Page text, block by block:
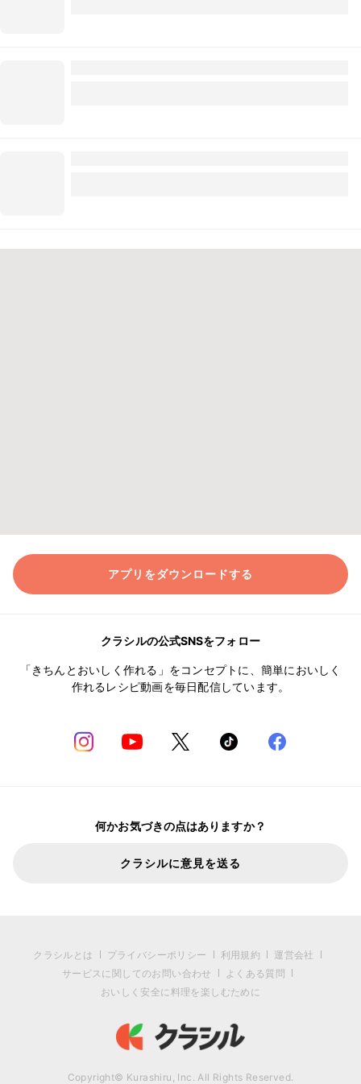
アプリをダウンロードする
クラシルの公式SNSをフォロー
「きちんとおいしく作れる」をコンセプトに、簡単においしく
作れるレシピ動画を毎日配信しています。
何かお気づきの点はありますか？
クラシルに意見を送る
クラシルとは プライバシーポリシー 利用規約
運営会社
サービスに関してのお問い合わせ
よくある質問
おいしく安全に料理を楽しむために
Copyright© Kurashiru, Inc. All Rights Reserved.